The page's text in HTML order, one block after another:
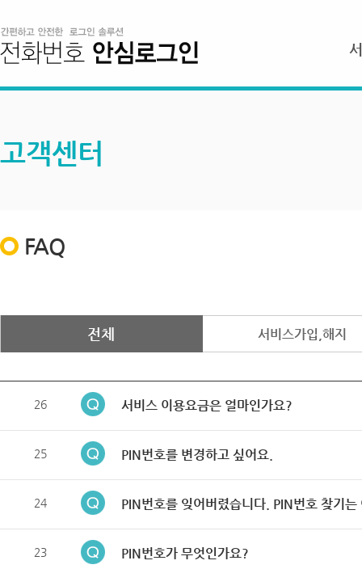
고객센터
FAQ
전체 서비스가입,해지
26 서비스 이용요금은 얼마인가요?
25 PIN번호를 변경하고 싶어요.
24 PIN번호를 잊어버렸습니다. PIN번호 찾기는
23 PIN번호가 무엇인가요?